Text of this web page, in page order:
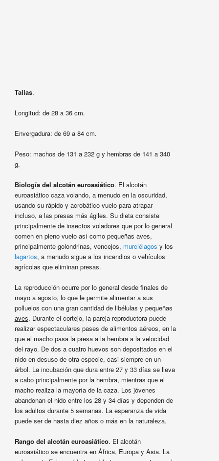
Tallas.
Longitud: de 28 a 36 cm.
Envergadura: de 69 a 84 cm.
Peso: machos de 131 a 232 g y hembras de 141 a 340
g.
Biología del alcotán euroasiático. El alcotán
euroasiático caza volando, a menudo en la oscuridad,
usando su rápido y acrobático vuelo para atrapar
incluso, a las presas más ágiles. Su dieta consiste
principalmente de insectos voladores que por lo general
comen en pleno vuelo así como pequeñas aves,
principalmente golondrinas, vencejos, murciélagos y los
lagartos, a menudo sigue a los incendios o vehículos
agrícolas que eliminan presas.
La reproducción ocurre por lo general desde finales de
mayo a agosto, lo que le permite alimentar a sus
polluelos con una gran cantidad de libélulas y pequeñas
aves. Durante el cortejo, la pareja reproductora puede
realizar espectaculares pases de alimentos aéreos, en la
que el macho pasa la presa a la hembra a la velocidad
del rayo. De dos a cuatro huevos son depositados en el
nido en desuso de otra especie, casi siempre en un
árbol. La incubación que dura entre 27 y 33 días se lleva
a cabo principalmente por la hembra, mientras que el
macho realiza la mayoría de la caza. Los jóvenes
abandonan el nido entre los 28 y 34 días y dependen de
los adultos durante 5 semanas. La esperanza de vida
puede ser de hasta diez años o más en la naturaleza.
Rango del alcotán euroasiático. El alcotán
euroasiático se encuentra en África, Europa y Asia. La